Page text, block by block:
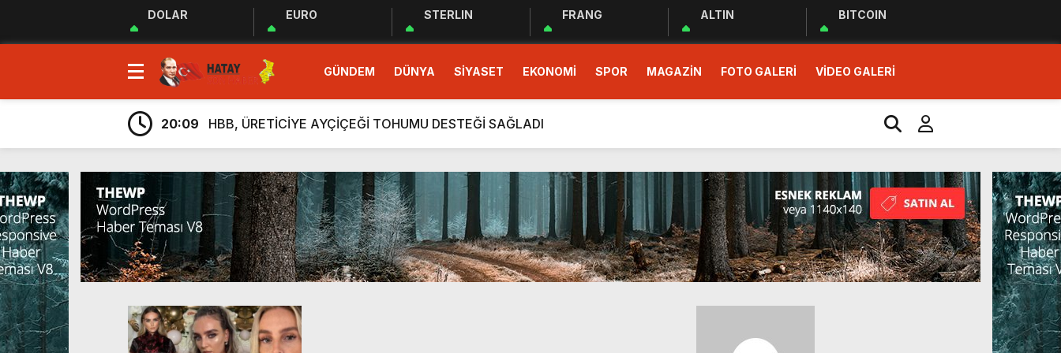
DOLAR EURO STERLIN FRANG ALTIN BITCOIN
GÜNDEM DÜNYA SİYASET EKONOMİ SPOR MAGAZİN FOTO GALERİ VİDEO GALERİ
23:35
MUHTARLAR AKADEMİSİ EĞİTİM PROGRAMI BAŞLADI
9:33
“Özgür ve ilkeli basın demokrasinin güvencesidir”
20:17
Uluslararası Gazeteciler Cemiyeti Hatay Şubesi’nden Ada İşitme Merkezi’ne Teşekkür Ziyareti
20:09
HBB, ÜRETİCİYE AYÇİÇEĞİ TOHUMU DESTEĞİ SAĞLADI
20:05
Güç Birliği” İlan Edildi!
6:38
Üretim, İstihdam ve Yatırım Taahhütleri Takipte
6:23
ARSUZ İLÇE SAĞLIK MÜDÜRLÜĞÜNDEN YÜKSEK RİSKLİ GEBEYE EV ZİYARETİ
6:13
Taziye Evi Projesi Tamamen Halkın Talebidir”
5:54
“Lezzetin ve Kültürün Lideri: Hatay
5:48
Hatay Depki Halk Oyunları Ekibi Türkiye Üçüncüsü Oldu
9:33
“Özgür ve ilkeli basın demokrasinin güvencesidir”